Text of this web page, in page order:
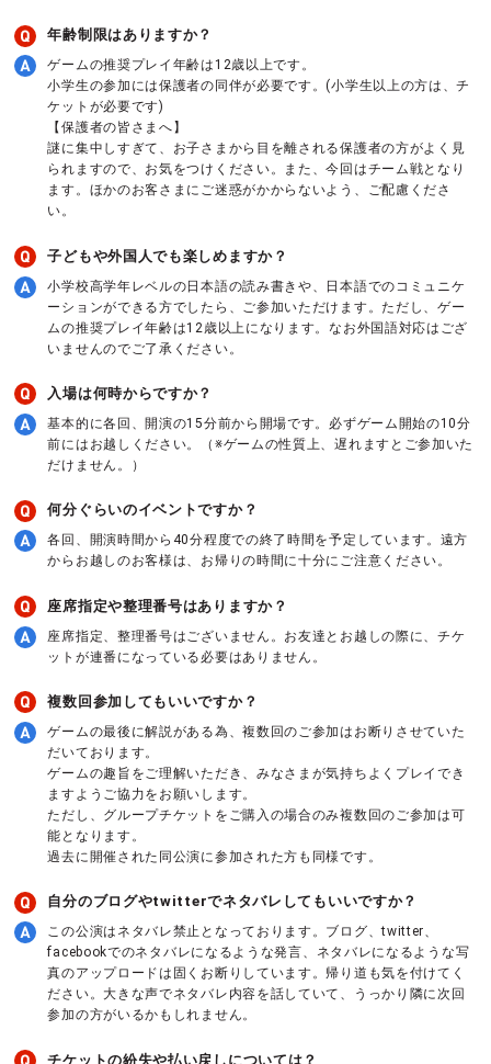
年齢制限はありますか？
ゲームの推奨プレイ年齢は12歳以上です。
小学生の参加には保護者の同伴が必要です。(小学生以上の方は、チ
ケットが必要です)
【保護者の皆さまへ】
謎に集中しすぎて、お子さまから目を離される保護者の方がよく見
られますので、お気をつけください。また、今回はチーム戦となり
ます。ほかのお客さまにご迷惑がかからないよう、ご配慮くださ
い。
子どもや外国人でも楽しめますか？
小学校高学年レベルの日本語の読み書きや、日本語でのコミュニケ
ーションができる方でしたら、ご参加いただけます。ただし、ゲー
ムの推奨プレイ年齢は12歳以上になります。なお外国語対応はござ
いませんのでご了承ください。
入場は何時からですか？
基本的に各回、開演の15分前から開場です。必ずゲーム開始の10分
前にはお越しください。（※ゲームの性質上、遅れますとご参加いた
だけません。）
何分ぐらいのイベントですか？
各回、開演時間から40分程度での終了時間を予定しています。遠方
からお越しのお客様は、お帰りの時間に十分にご注意ください。
座席指定や整理番号はありますか？
座席指定、整理番号はございません。お友達とお越しの際に、チケ
ットが連番になっている必要はありません。
複数回参加してもいいですか？
ゲームの最後に解説がある為、複数回のご参加はお断りさせていた
だいております。
ゲームの趣旨をご理解いただき、みなさまが気持ちよくプレイでき
ますようご協力をお願いします。
ただし、グループチケットをご購入の場合のみ複数回のご参加は可
能となります。
過去に開催された同公演に参加された方も同様です。
自分のブログやtwitterでネタバレしてもいいですか？
この公演はネタバレ禁止となっております。ブログ、twitter、
facebookでのネタバレになるような発言、ネタバレになるような写
真のアップロードは固くお断りしています。帰り道も気を付けてく
ださい。大きな声でネタバレ内容を話していて、うっかり隣に次回
参加の方がいるかもしれません。
チケットの紛失や払い戻しについては？